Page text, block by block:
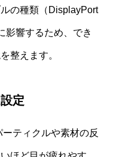
の種類（DisplayPort
影響するため、でき
整えます。
定
ティクルや素材の反